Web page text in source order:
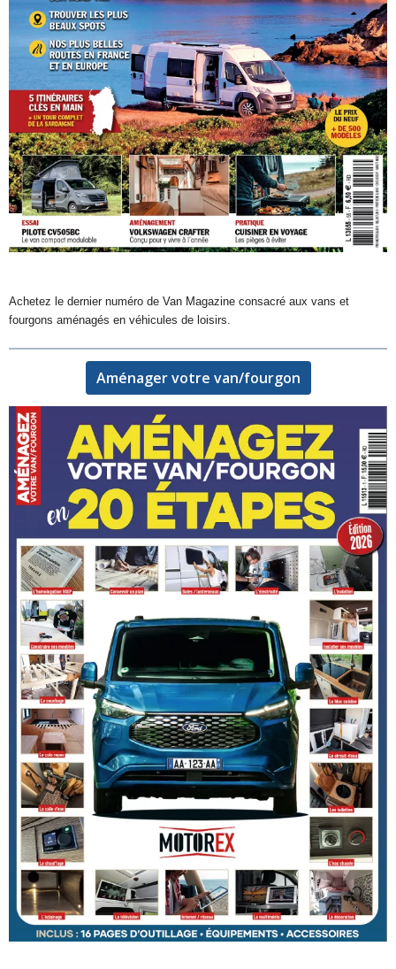
Achetez le dernier numéro de Van Magazine consacré aux vans et
fourgons aménagés en véhicules de loisirs.
Aménager votre van/fourgon